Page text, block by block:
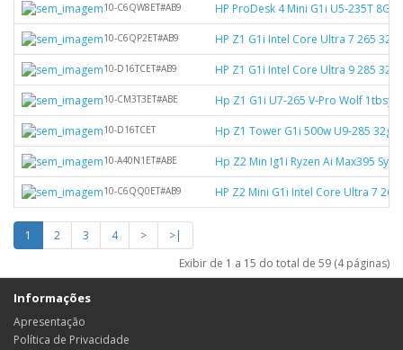
10-C6QW8ET#AB9 HP ProDesk 4 Mini G1i U5-235T
10-C6QP2ET#AB9 HP Z1 G1i Intel Core Ultra 7 265
10-D16TCET#AB9 HP Z1 G1i Intel Core Ultra 9 285 32GB
10-CM3T3ET#ABE Hp Z1 G1i U7-265 V-Pro Wolf
10-D16TCET Hp Z1 Tower G1i 500w U9-285
10-A40N1ET#ABE Hp Z2 Min Ig1i Ryzen Ai Max395
10-C6QQ0ET#AB9 HP Z2 Mini G1i Intel Core Ultra 7 265
1 2 3 4 >
>|
Exibir de 1 a 15 do total de 59 (4 páginas)
Informações
Apresentação
Política de Privacidade